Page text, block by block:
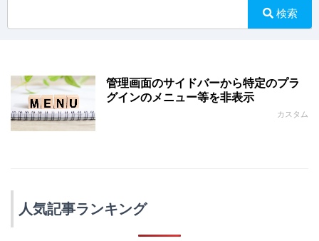
検索
管理画面のサイドバーから特定のプラ
グインのメニュー等を非表示
カスタム
人気記事ランキング